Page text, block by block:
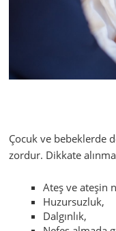
Çocuk ve bebeklerde
zordur. Dikkate
Ateş ve ateşin
Huzursuzluk,
Dalgınlık,